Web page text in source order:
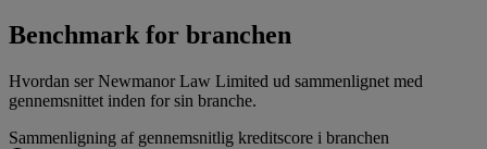
Benchmark for branchen
Hvordan ser Newmanor Law Limited ud sammenlignet med
gennemsnittet inden for sin branche.
Sammenligning af gennemsnitlig kreditscore i branchen